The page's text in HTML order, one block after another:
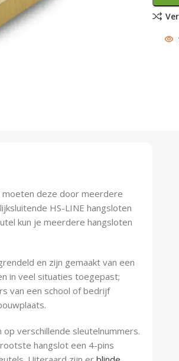
moeten deze door meerdere
HS-LINE hangsloten
kun je meerdere hangsloten
en zijn gemaakt van een
in veel situaties toegepast;
van een school of bedrijf
verschillende sleutelnummers.
hangslot een 4-pins